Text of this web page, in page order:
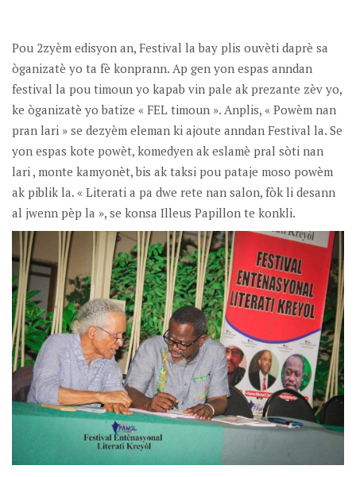
Pou 2zyèm edisyon an, Festival la bay plis ouvèti daprè sa
òganizatè yo ta fè konprann. Ap gen yon espas anndan
festival la pou timoun yo kapab vin pale ak prezante zèv yo,
ke òganizatè yo batize « FEL timoun ». Anplis, « Powèm nan
pran lari » se dezyèm eleman ki ajoute anndan Festival la. Se
yon espas kote powèt, komedyen ak eslamè pral sòti nan
lari , monte kamyonèt, bis ak taksi pou pataje moso powèm
ak piblik la. « Literati a pa dwe rete nan salon, fòk li desann
al jwenn pèp la », se konsa Illeus Papillon te konkli.